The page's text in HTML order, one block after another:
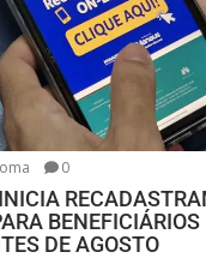
0
BENEFICIÁRIOS
DE AGOSTO